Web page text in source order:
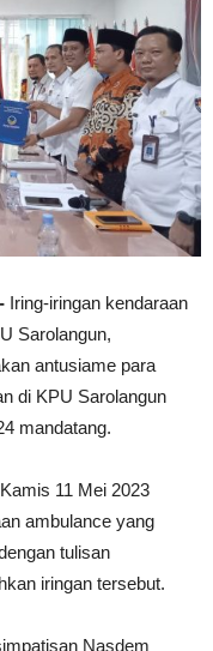
Iring-iringan kendaraan
Sarolangun,
antusiame para
di KPU Sarolangun
mandatang.
11 Mei 2023
ambulance yang
tulisan
iringan tersebut.
Nasdem